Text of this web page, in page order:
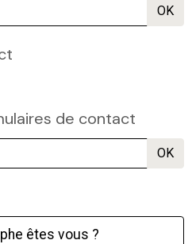
OK
de contact
OK
êtes vous ?